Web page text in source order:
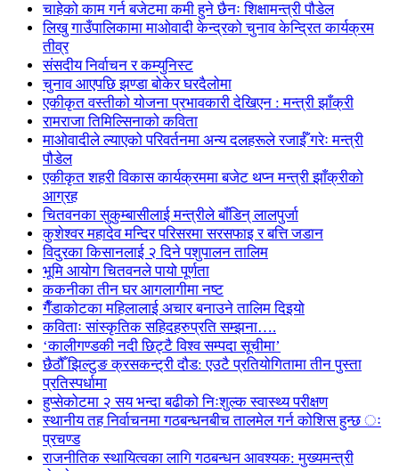
चाहेको काम गर्न बजेटमा कमी हुने छैनः शिक्षामन्त्री पौडेल
लिखु गाउँपालिकामा माओवादी केन्द्रको चुनाव केन्द्रित कार्यक्रम
तीव्र
संसदीय निर्वाचन र कम्युनिस्ट
चुनाव आएपछि झण्डा बोकेर घरदैलोमा
एकीकृत वस्तीको योजना प्रभावकारी देखिएन : मन्त्री झाँक्री
रामराजा तिमिल्सिनाको कविता
माओवादीले ल्याएको परिवर्तनमा अन्य दलहरूले रजाईँ गरेः मन्त्री
पौडेल
एकीकृत शहरी विकास कार्यक्रममा बजेट थप्न मन्त्री झाँक्रीको
आग्रह
चितवनका सुकुम्बासीलाई मन्त्रीले बाँडिन् लालपुर्जा
कुशेश्वर महादेव मन्दिर परिसरमा सरसफाइ र बत्ति जडान
विदुरका किसानलाई २ दिने पशुपालन तालिम
भूमि आयोग चितवनले पायो पूर्णता
ककनीका तीन घर आगलागीमा नष्ट
गैँडाकोटका महिलालाई अचार बनाउने तालिम दिइयो
कविताः सांस्कृतिक सहिदहरुप्रति सम्झना….
‘कालीगण्डकी नदी छिट्टै विश्व सम्पदा सूचीमा’
छैठौँ झिल्टुङ क्रसकन्ट्री दौड: एउटै प्रतियोगितामा तीन पुस्ता
प्रतिस्पर्धामा
हुप्सेकोटमा २ सय भन्दा बढीको निःशुल्क स्वास्थ्य परीक्षण
स्थानीय तह निर्वाचनमा गठबन्धनबीच तालमेल गर्न कोशिस हुन्छ ः
प्रचण्ड
राजनीतिक स्थायित्वका लागि गठबन्धन आवश्यक: मुख्यमन्त्री